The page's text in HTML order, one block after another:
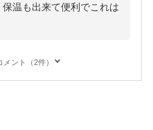
温も出来て便利でこれは
ント（2件）